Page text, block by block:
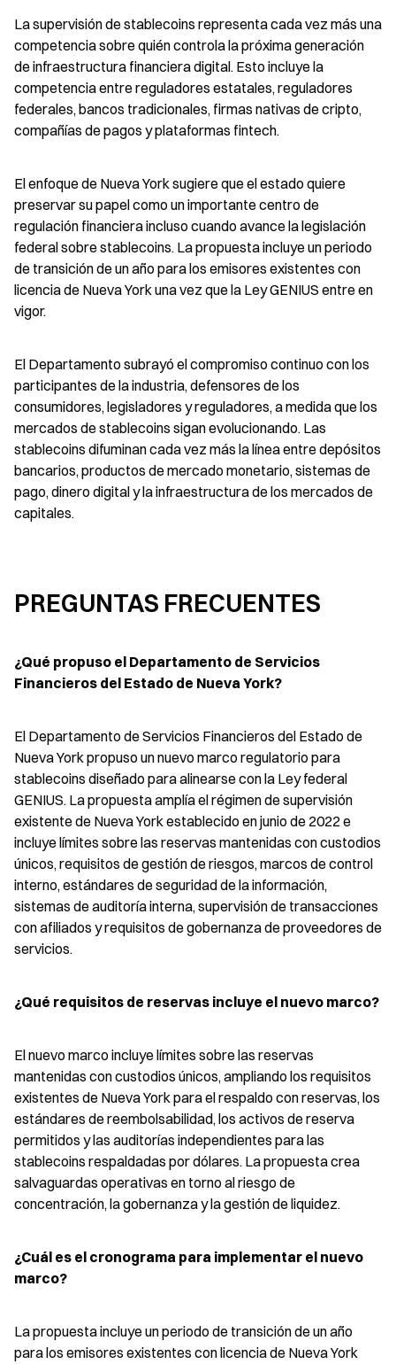
La supervisión de stablecoins representa cada vez más una
competencia sobre quién controla la próxima generación
de infraestructura financiera digital. Esto incluye la
competencia entre reguladores estatales, reguladores
federales, bancos tradicionales, firmas nativas de cripto,
compañías de pagos y plataformas fintech.
El enfoque de Nueva York sugiere que el estado quiere
preservar su papel como un importante centro de
regulación financiera incluso cuando avance la legislación
federal sobre stablecoins. La propuesta incluye un periodo
de transición de un año para los emisores existentes con
licencia de Nueva York una vez que la Ley GENIUS entre en
vigor.
El Departamento subrayó el compromiso continuo con los
participantes de la industria, defensores de los
consumidores, legisladores y reguladores, a medida que los
mercados de stablecoins sigan evolucionando. Las
stablecoins difuminan cada vez más la línea entre depósitos
bancarios, productos de mercado monetario, sistemas de
pago, dinero digital y la infraestructura de los mercados de
capitales.
PREGUNTAS FRECUENTES
¿Qué propuso el Departamento de Servicios
Financieros del Estado de Nueva York?
El Departamento de Servicios Financieros del Estado de
Nueva York propuso un nuevo marco regulatorio para
stablecoins diseñado para alinearse con la Ley federal
GENIUS. La propuesta amplía el régimen de supervisión
existente de Nueva York establecido en junio de 2022 e
incluye límites sobre las reservas mantenidas con custodios
únicos, requisitos de gestión de riesgos, marcos de control
interno, estándares de seguridad de la información,
sistemas de auditoría interna, supervisión de transacciones
con afiliados y requisitos de gobernanza de proveedores de
servicios.
¿Qué requisitos de reservas incluye el nuevo marco?
El nuevo marco incluye límites sobre las reservas
mantenidas con custodios únicos, ampliando los requisitos
existentes de Nueva York para el respaldo con reservas, los
estándares de reembolsabilidad, los activos de reserva
permitidos y las auditorías independientes para las
stablecoins respaldadas por dólares. La propuesta crea
salvaguardas operativas en torno al riesgo de
concentración, la gobernanza y la gestión de liquidez.
¿Cuál es el cronograma para implementar el nuevo
marco?
La propuesta incluye un periodo de transición de un año
para los emisores existentes con licencia de Nueva York